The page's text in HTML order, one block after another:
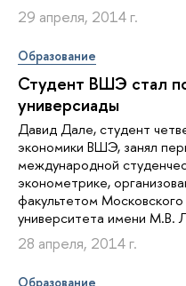
29 апреля, 2014 г.
Образование
Студент ВШЭ стал
универсиады
Давид Дале, студент
экономики ВШЭ, занял
международной
эконометрике,
факультетом
университета имени М.В.
28 апреля, 2014 г.
Образование